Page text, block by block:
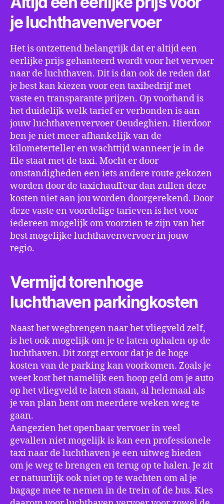
je luchthavenvervoer
Het is ontzettend belangrijk dat er altijd een
eerlijke prijs gehanteerd wordt voor het vervoer
naar de luchthaven. Dit is dan ook de reden dat
je best kan kiezen voor een taxibedrijf met
vaste en transparante prijzen. Op voorhand is
het duidelijk welk tarief er verbonden is aan
jouw luchthavenvervoer Oeudeghien. Hierdoor
ben je niet meer afhankelijk van de
kilometerteller en wachttijd wanneer je in de
file staat met de taxi. Mocht er door
omstandigheden een iets andere route gekozen
worden door de taxichauffeur dan zullen deze
kosten niet aan jou worden doorgerekend. Door
deze vaste en voordelige tarieven is het voor
iedereen mogelijk om voorzien te zijn van het
best mogelijke luchthavenvervoer in jouw
regio.
Vermijd torenhoge
luchthaven parkingkosten
Naast het wegbrengen naar het vliegveld zelf,
is het ook mogelijk om je te laten ophalen op de
luchthaven. Dit zorgt ervoor dat je de hoge
kosten van de parking kan voorkomen. Zoals je
weet kost het namelijk een hoop geld om je auto
op het vliegveld te laten staan, al helemaal als
je van plan bent om meerdere weken weg te
gaan.
Aangezien het openbaar vervoer in veel
gevallen niet mogelijk is kan een professionele
taxi naar de luchthaven je een uitweg bieden
om je weg te brengen en terug op te halen. Je zit
er natuurlijk ook niet op te wachten om al je
bagage mee te nemen in de trein of de bus. Kies